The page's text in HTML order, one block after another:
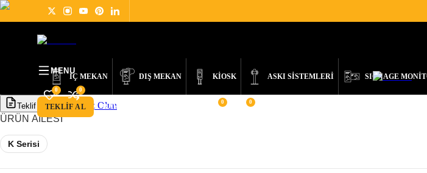
İÇ MEKAN DIŞ MEKAN KİOSK ASKI SİSTEMLERİ SIGNAGE
TEKLIF AL BAYIMIZ OLUN
0 0
MENU
0 0
Teklif Al
Bayimiz Olun
ÜRÜN AILESI
K Serisi